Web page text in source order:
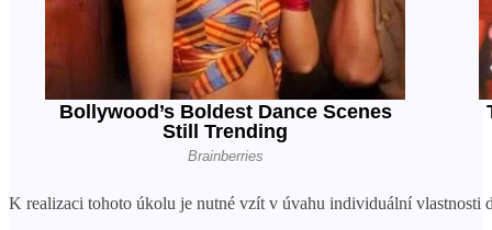
K realizaci tohoto úkolu je nutné vzít v úvahu individuální vlastnosti